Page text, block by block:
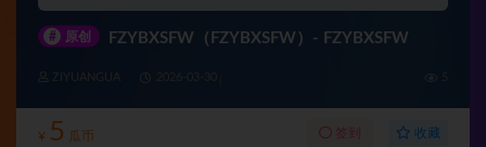
# 原创 FZYBXSFW（FZYBXSFW）- FZYBXSFW
ZIYUANGUA
¥ 5 瓜币 签到 收藏